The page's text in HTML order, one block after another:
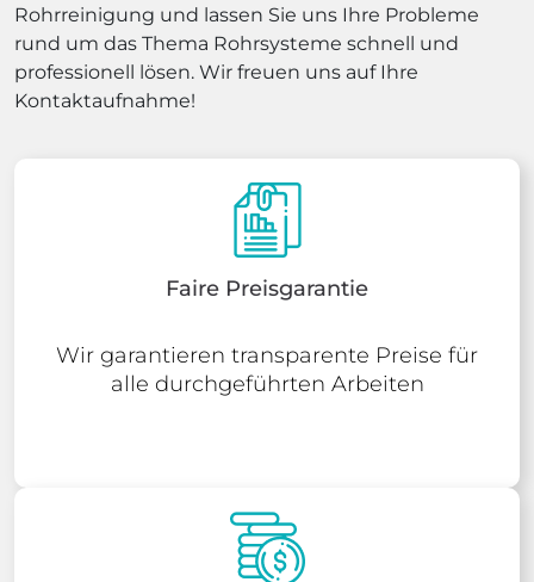
Rohrreinigung und lassen Sie uns Ihre Probleme
rund um das Thema Rohrsysteme schnell und
professionell lösen. Wir freuen uns auf Ihre
Kontaktaufnahme!
Faire Preisgarantie
Wir garantieren transparente Preise für
alle durchgeführten Arbeiten